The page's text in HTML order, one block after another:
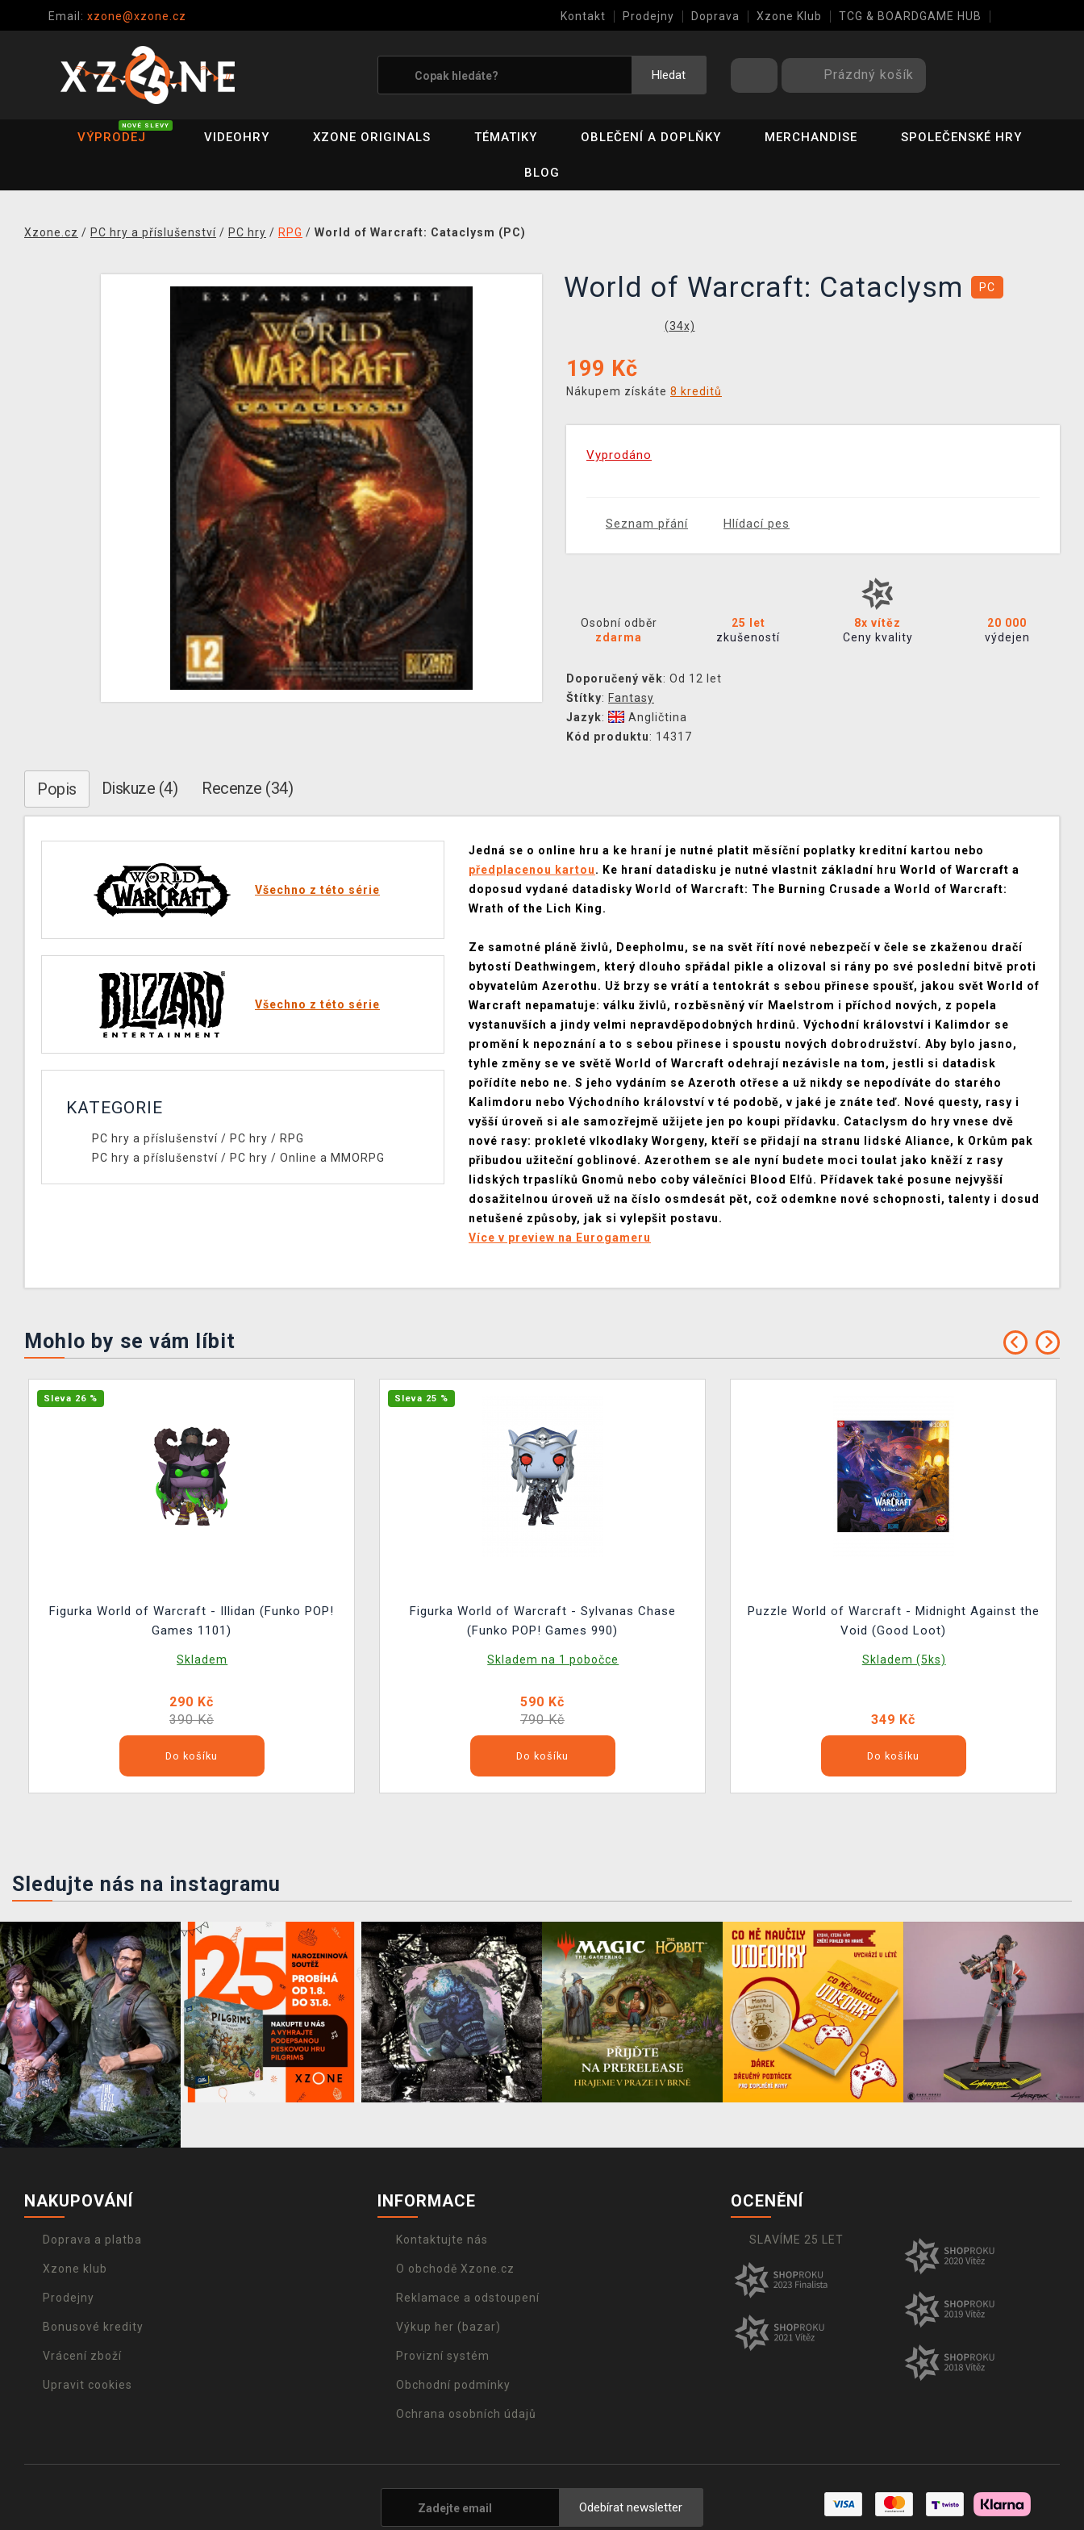
Email: xzone@xzone.cz Kontakt Prodejny Doprava Xzone Klub TCG & BOARDGAME HUB
Hledat Prázdný košík
VÝPRODEJ
NOVÉ SLEVY
VIDEOHRY XZONE ORIGINALS TÉMATIKY OBLEČENÍ A DOPLŇKY MERCHANDISE SPOLEČENSKÉ HRY
BLOG
Xzone.cz / PC hry a příslušenství / PC hry / RPG / World of Warcraft: Cataclysm (PC)
World of Warcraft: Cataclysm PC
(34x)
199 Kč
Nákupem získáte 8 kreditů
Vyprodáno
Seznam přání Hlídací pes
Osobní odběr
zdarma
25 let
zkušeností
8x vítěz
Ceny kvality
20 000
výdejen
Doporučený věk: Od 12 let
Štítky: Fantasy
Jazyk:
Angličtina
Kód produktu: 14317
Popis Diskuze (4) Recenze (34)
Všechno z této série
Všechno z této série
KATEGORIE
PC hry a příslušenství/ PC hry / RPG
PC hry a příslušenství/ PC hry / Online a MMORPG
Jedná se o online hru a ke hraní je nutné platit měsíční poplatky kreditní kartou nebo
předplacenou kartou. Ke hraní datadisku je nutné vlastnit základní hru World of Warcraft a
doposud vydané datadisky World of Warcraft: The Burning Crusade a World of Warcraft:
Wrath of the Lich King.
Ze samotné pláně živlů, Deepholmu, se na svět řítí nové nebezpečí v čele se zkaženou dračí
bytostí Deathwingem, který dlouho spřádal pikle a olizoval si rány po své poslední bitvě proti
obyvatelům Azerothu. Už brzy se vrátí a tentokrát s sebou přinese spoušť, jakou svět World of
Warcraft nepamatuje: válku živlů, rozběsněný vír Maelstrom i příchod nových, z popela
vystanuvších a jindy velmi nepravděpodobných hrdinů. Východní království i Kalimdor se
promění k nepoznání a to s sebou přinese i spoustu nových dobrodružství. Aby bylo jasno,
tyhle změny se ve světě World of Warcraft odehrají nezávisle na tom, jestli si datadisk
pořídíte nebo ne. S jeho vydáním se Azeroth otřese a už nikdy se nepodíváte do starého
Kalimdoru nebo Východního království v té podobě, v jaké je znáte teď. Nové questy, rasy i
vyšší úroveň si ale samozřejmě užijete jen po koupi přídavku. Cataclysm do hry vnese dvě
nové rasy: prokleté vlkodlaky Worgeny, kteří se přidají na stranu lidské Aliance, k Orkům pak
přibudou užiteční goblinové. Azerothem se ale nyní budete moci toulat jako kněží z rasy
lidských trpaslíků Gnomů nebo coby válečníci Blood Elfů. Přídavek také posune nejvyšší
dosažitelnou úroveň už na číslo osmdesát pět, což odemkne nové schopnosti, talenty i dosud
netušené způsoby, jak si vylepšit postavu.
Více v preview na Eurogameru
Mohlo by se vám líbit
Sleva 26 %
Figurka World of Warcraft - Illidan (Funko POP!
Games 1101)
Skladem
290 Kč
390 Kč
Do košíku
Sleva 25 %
Figurka World of Warcraft - Sylvanas Chase
(Funko POP! Games 990)
Skladem na 1 pobočce
590 Kč
790 Kč
Do košíku
Puzzle World of Warcraft - Midnight Against the
Void (Good Loot)
Skladem (5ks)
349 Kč
Do košíku
Sledujte nás na instagramu
NAKUPOVÁNÍ
Doprava a platba
Xzone klub
Prodejny
Bonusové kredity
Vrácení zboží
Upravit cookies
INFORMACE
Kontaktujte nás
O obchodě Xzone.cz
Reklamace a odstoupení
Výkup her (bazar)
Provizní systém
Obchodní podmínky
Ochrana osobních údajů
OCENĚNÍ
SLAVÍME 25 LET
Odebírat newsletter